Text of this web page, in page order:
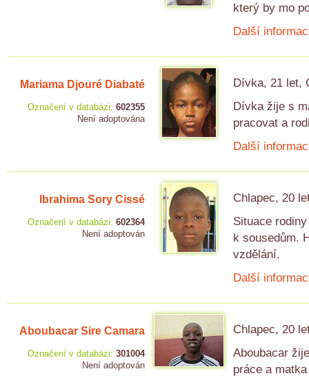
který by mo
Další
Mariama Djouré Diabaté
Označení v databázi: 602355
Není adoptována
Dívka, 21 let,
Dívka žije s
pracovat a
Další
Ibrahima Sory Cissé
Označení v databázi: 602364
Není adoptován
Chlapec, 20
Situace
k sousedům.
vzdělání.
Další
Aboubacar Sire Camara
Označení v databázi: 301004
Není adoptován
Chlapec, 20
Aboubacar
práce a